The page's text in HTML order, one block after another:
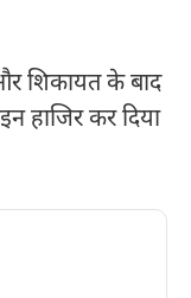
शिकायत के बाद
हाजिर कर दिया